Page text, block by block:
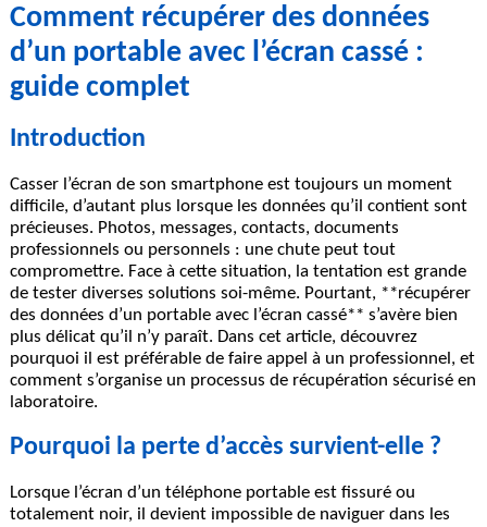
Comment récupérer des données
d’un portable avec l’écran cassé :
guide complet
Introduction
Casser l’écran de son smartphone est toujours un moment
difficile, d’autant plus lorsque les données qu’il contient sont
précieuses. Photos, messages, contacts, documents
professionnels ou personnels : une chute peut tout
compromettre. Face à cette situation, la tentation est grande
de tester diverses solutions soi-même. Pourtant, **récupérer
des données d’un portable avec l’écran cassé** s’avère bien
plus délicat qu’il n’y paraît. Dans cet article, découvrez
pourquoi il est préférable de faire appel à un professionnel, et
comment s’organise un processus de récupération sécurisé en
laboratoire.
Pourquoi la perte d’accès survient-elle ?
Lorsque l’écran d’un téléphone portable est fissuré ou
totalement noir, il devient impossible de naviguer dans les